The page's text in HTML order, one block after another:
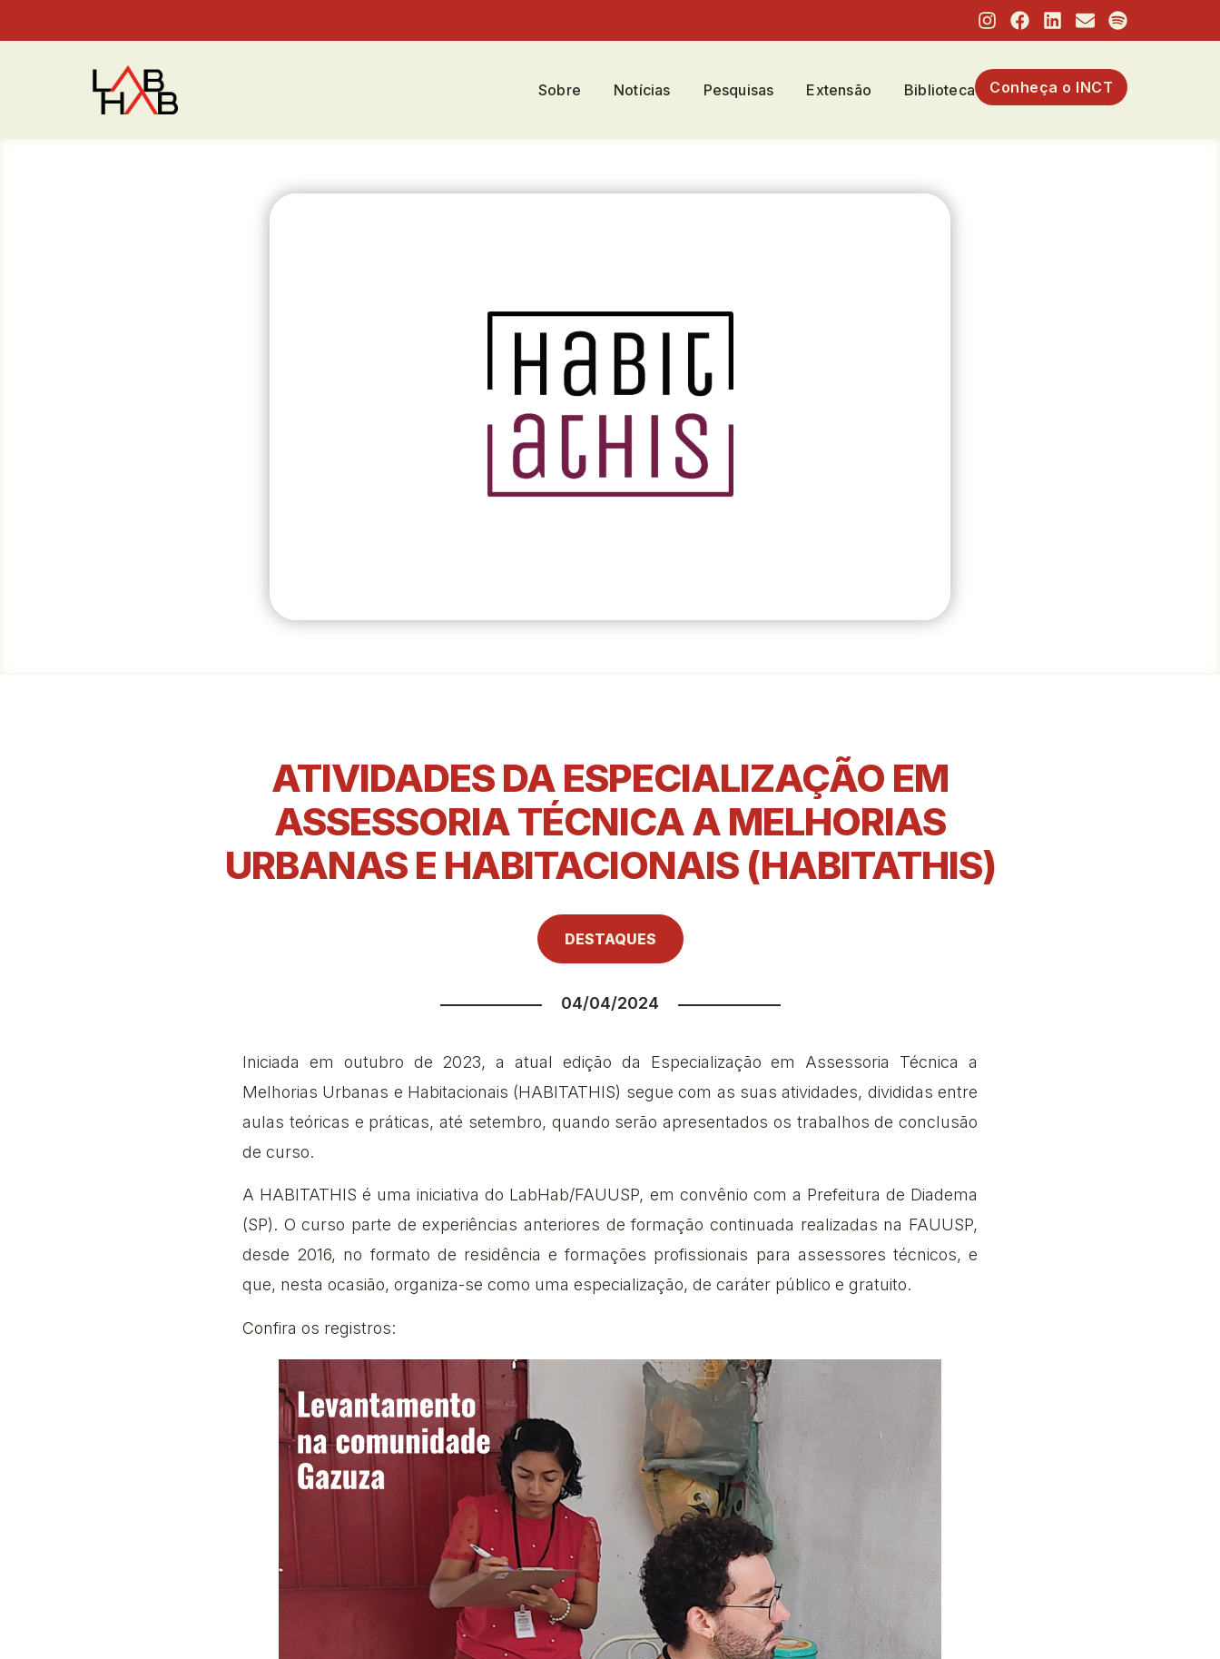
Sobre Notícias Pesquisas Extensão Biblioteca Conheça o INCT
ATIVIDADES DA ESPECIALIZAÇÃO EM
ASSESSORIA TÉCNICA A MELHORIAS
URBANAS E HABITACIONAIS (HABITATHIS)
DESTAQUES
04/04/2024
Iniciada em outubro de 2023, a atual edição da Especialização em Assessoria Técnica a
Melhorias Urbanas e Habitacionais (HABITATHIS) segue com as suas atividades, divididas entre
aulas teóricas e práticas, até setembro, quando serão apresentados os trabalhos de conclusão
de curso.
A HABITATHIS é uma iniciativa do LabHab/FAUUSP, em convênio com a Prefeitura de Diadema
(SP). O curso parte de experiências anteriores de formação continuada realizadas na FAUUSP,
desde 2016, no formato de residência e formações profissionais para assessores técnicos, e
que, nesta ocasião, organiza-se como uma especialização, de caráter público e gratuito.
Confira os registros: